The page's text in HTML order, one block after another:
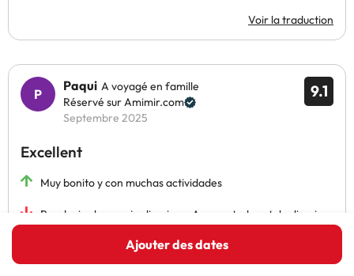
Ajouter des dates
Voir la traduction
9.1
Paqui A voyagé en famille
Réservé sur Amimir.com
Septembre 2025
Excellent
Muy bonito y con muchas actividades
Por decir algo, mejor limpieza. Aunque todo estaba limpio
arrastran en el suelo, la papelera del baño estaba algo
oxidada y causa mala impresión.